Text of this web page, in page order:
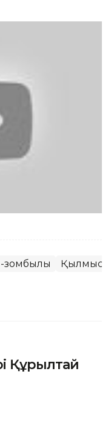
зомбылық Қылмыс
Құрылтай